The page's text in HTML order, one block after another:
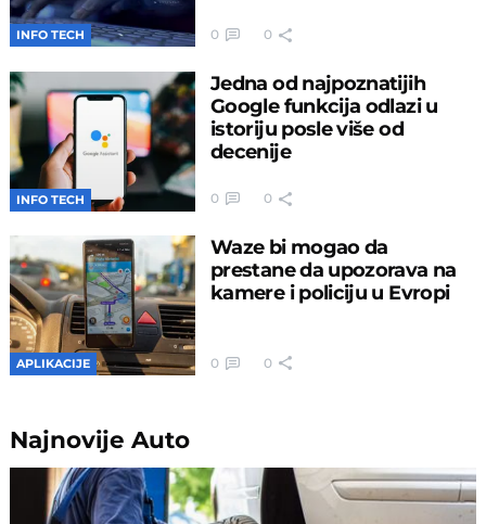
INFO TECH 0 0
INFO TECH
Jedna od najpoznatijih
Google funkcija odlazi u
istoriju posle više od
decenije
0 0
APLIKACIJE
Waze bi mogao da
prestane da upozorava na
kamere i policiju u Evropi
0 0
NajnovijeAuto